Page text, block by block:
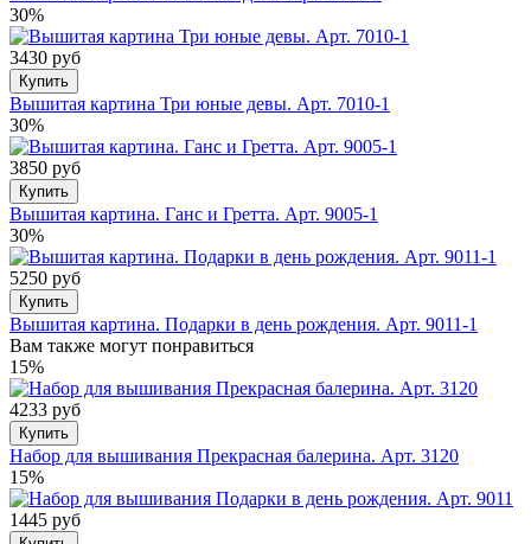
30%
3430 руб
Купить
Вышитая картина Три юные девы. Арт. 7010-1
30%
3850 руб
Купить
Вышитая картина. Ганс и Гретта. Арт. 9005-1
30%
5250 руб
Купить
Вышитая картина. Подарки в день рождения. Арт. 9011-1
Вам также могут понравиться
15%
4233 руб
Купить
Набор для вышивания Прекрасная балерина. Арт. 3120
15%
1445 руб